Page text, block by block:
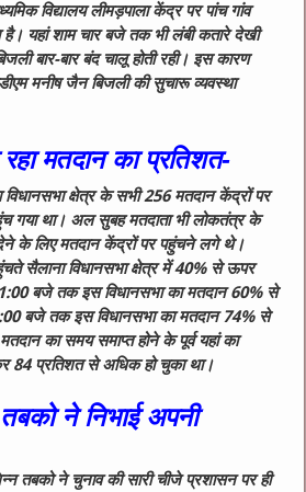
विद्यालय लीमड़पाला केंद्र पर पांच गांव
यहां शाम चार बजे तक भी लंबी कतारे देखी
बार-बार बंद चालू होती रही। इस कारण
मनीष जैन बिजली की सुचारू व्यवस्था
मतदान का प्रतिशत-
विधानसभा क्षेत्र के सभी 256 मतदान केंद्रों पर
गया था। अल सुबह मतदाता भी लोकतंत्र के
के लिए मतदान केंद्रों पर पहुंचने लगे थे।
सैलाना विधानसभा क्षेत्र में 40% से ऊपर
1:00 बजे तक इस विधानसभा का मतदान 60% से
बजे तक इस विधानसभा का मतदान 74% से
का समय समाप्त होने के पूर्व यहां का
84 प्रतिशत से अधिक हो चुका था।
ने निभाई अपनी
तबको ने चुनाव की सारी चीजे प्रशासन पर ही